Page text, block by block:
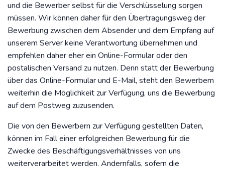
und die Bewerber selbst für die Verschlüsselung sorgen
müssen. Wir können daher für den Übertragungsweg der
Bewerbung zwischen dem Absender und dem Empfang auf
unserem Server keine Verantwortung übernehmen und
empfehlen daher eher ein Online-Formular oder den
postalischen Versand zu nutzen. Denn statt der Bewerbung
über das Online-Formular und E-Mail, steht den Bewerbern
weiterhin die Möglichkeit zur Verfügung, uns die Bewerbung
auf dem Postweg zuzusenden.
Die von den Bewerbern zur Verfügung gestellten Daten,
können im Fall einer erfolgreichen Bewerbung für die
Zwecke des Beschäftigungsverhältnisses von uns
weiterverarbeitet werden. Andernfalls, sofern die